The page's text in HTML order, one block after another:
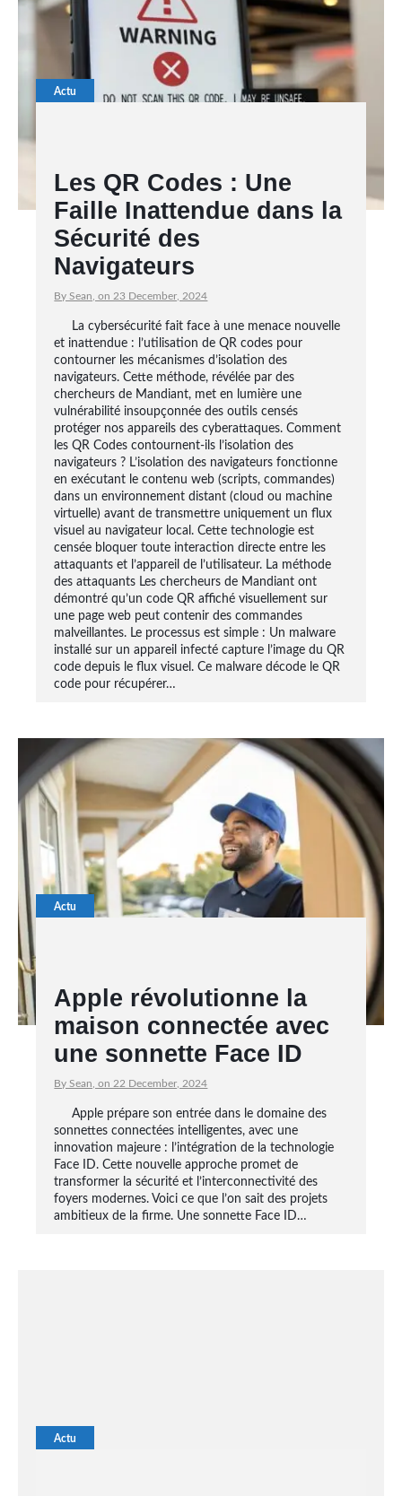
Actu
Les QR Codes : Une
Faille Inattendue dans la
Sécurité des
Navigateurs
By Sean, on 23 December, 2024
La cybersécurité fait face à une menace nouvelle
et inattendue : l’utilisation de QR codes pour
contourner les mécanismes d’isolation des
navigateurs. Cette méthode, révélée par des
chercheurs de Mandiant, met en lumière une
vulnérabilité insoupçonnée des outils censés
protéger nos appareils des cyberattaques. Comment
les QR Codes contournent-ils l’isolation des
navigateurs ? L’isolation des navigateurs fonctionne
en exécutant le contenu web (scripts, commandes)
dans un environnement distant (cloud ou machine
virtuelle) avant de transmettre uniquement un flux
visuel au navigateur local. Cette technologie est
censée bloquer toute interaction directe entre les
attaquants et l’appareil de l’utilisateur. La méthode
des attaquants Les chercheurs de Mandiant ont
démontré qu’un code QR affiché visuellement sur
une page web peut contenir des commandes
malveillantes. Le processus est simple : Un malware
installé sur un appareil infecté capture l’image du QR
code depuis le flux visuel. Ce malware décode le QR
code pour récupérer…
Actu
Apple révolutionne la
maison connectée avec
une sonnette Face ID
By Sean, on 22 December, 2024
Apple prépare son entrée dans le domaine des
sonnettes connectées intelligentes, avec une
innovation majeure : l’intégration de la technologie
Face ID. Cette nouvelle approche promet de
transformer la sécurité et l’interconnectivité des
foyers modernes. Voici ce que l’on sait des projets
ambitieux de la firme. Une sonnette Face ID…
Actu